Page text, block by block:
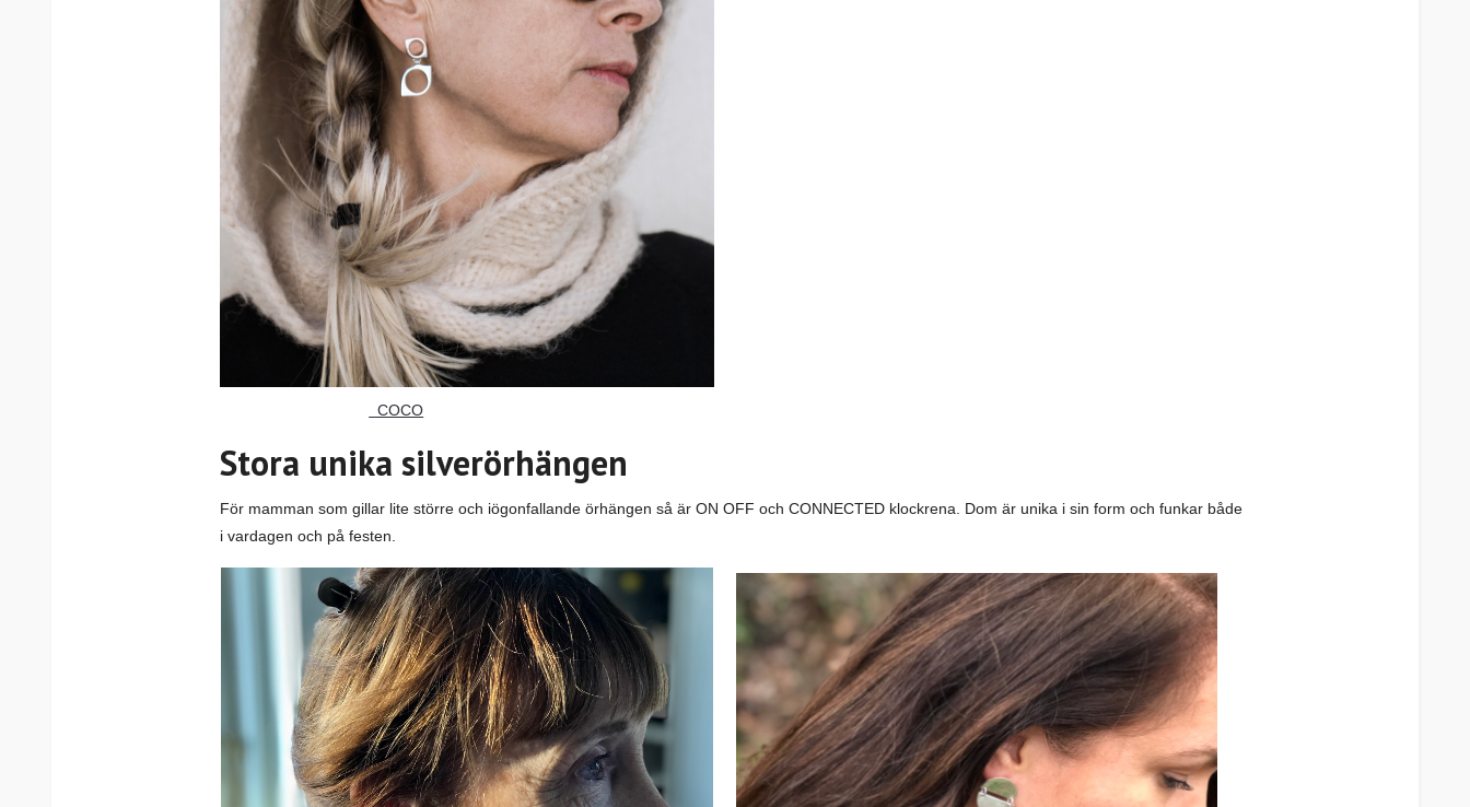
COCO
Stora unika silverörhängen
För mamman som gillar lite större och iögonfallande örhängen så är ON OFF och CONNECTED klockrena. Dom är unika i sin form och funkar både
i vardagen och på festen.